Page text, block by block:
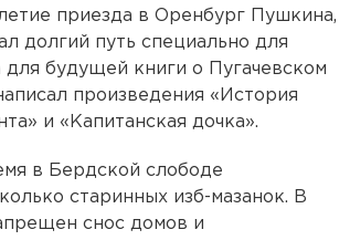
приезда в Оренбург Пушкина,
долгий путь специально для
для будущей книги о Пугачевском
произведения «История
и «Капитанская дочка».
в Бердской слободе
старинных изб-мазанок. В
снос домов и